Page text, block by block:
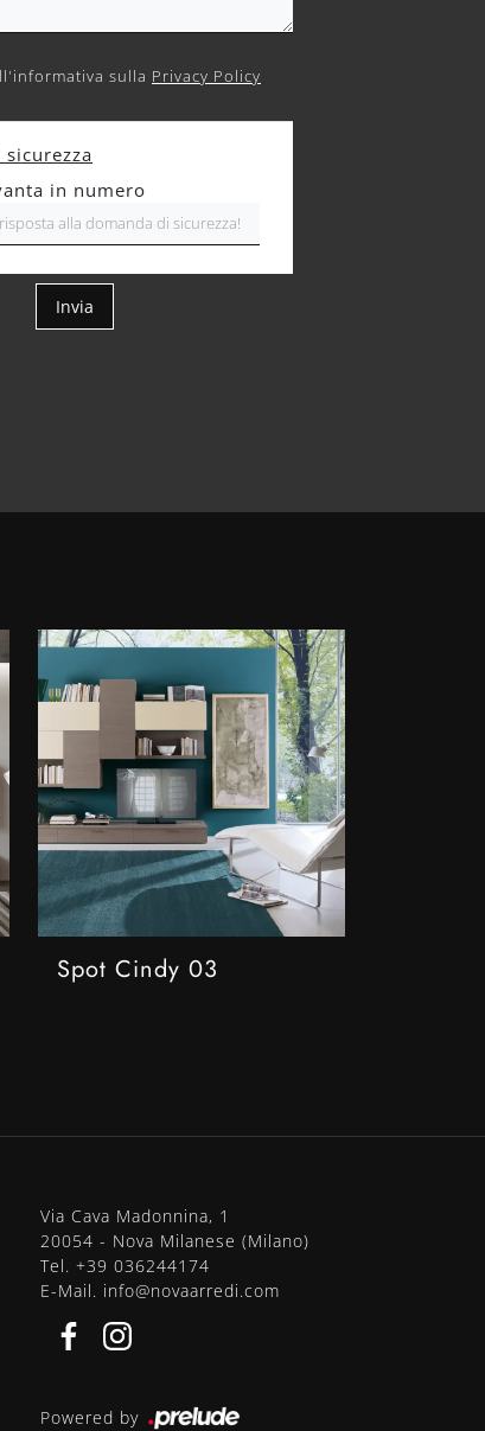
sulla Privacy Policy
in numero
Invia
Spot Cindy 03
Via Cava Madonnina, 1
20054 - Nova Milanese (Milano)
Tel. +39 036244174
E-Mail. info@novaarredi.com
Powered by